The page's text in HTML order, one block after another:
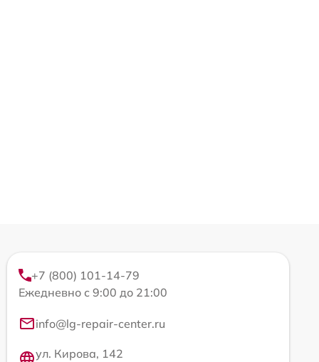
+7 (800) 101-14-79
Ежедневно с 9:00 до 21:00
info@lg-repair-center.ru
ул. Кирова, 142